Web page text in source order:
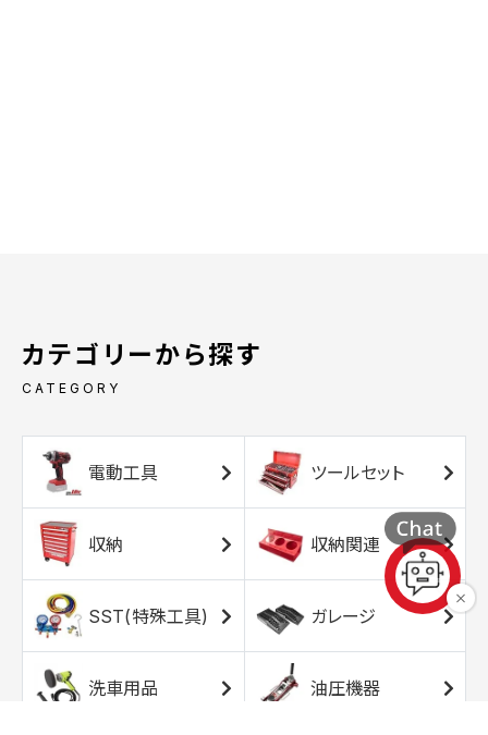
カテゴリーから探す
CATEGORY
電動工具 ツールセット
収納 収納関連
SST(特殊工具) ガレージ
洗車用品 油圧機器